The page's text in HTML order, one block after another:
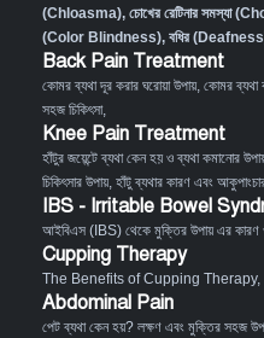
(Chloasma), চোখের রেটিনার
(Color Blindness), বধির
Back Pain Treatment
কোমর ব্যথা দূর করার ঘরোয়া উপায়, কোমর ব্যথা
সহজ চিকিৎসা,
Knee Pain Treatment
হাঁটুর জয়েন্টে ব্যথা কেন হয় ও ব্যথা কমানোর
চিকিৎসার উপায়, হাঁটু ব্যথার কারণ এবং আকুপাংচার
IBS - Irritable Bowel
আইবিএস (IBS) থেকে মুক্তির উপায় এর কারণ
Cupping Therapy
The Benefits of Cupping Therapy,
Abdominal Pain
পেট ব্যথা কেন হয়? লক্ষণ এবং মুক্তির সহজ